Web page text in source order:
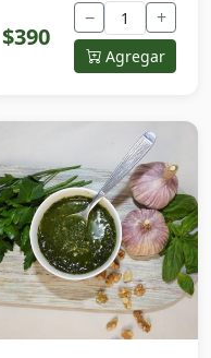
$390
− +
Agregar